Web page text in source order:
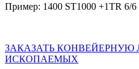
Пример: 1400 ST1000 +1TR 6/
ЗАКАЗАТЬ КОНВЕЙЕРНУЮ
ИСКОПАЕМЫХ